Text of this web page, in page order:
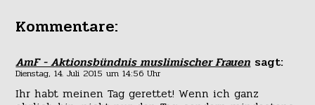
Kommentare:
AmF - Aktionsbündnis muslimischer Frauen sagt:
Dienstag, 14. Juli 2015 um 14:56 Uhr
Ihr habt meinen Tag gerettet! Wenn ich ganz